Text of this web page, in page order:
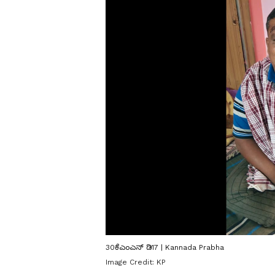
30ಕೆಎಂಎನ್ ಡಿ17 | Kannada Prabha
Image Credit: KP